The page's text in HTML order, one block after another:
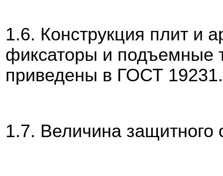
1.6. Конструкция плит и
фиксаторы и подъемные
приведены в ГОСТ
1.7. Величина